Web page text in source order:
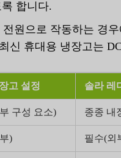
합니다.
원으로 작동하는 경
신 휴대용 냉장고는
고 설정 솔라 레
구성 요소) 종종 내
) 필수(외